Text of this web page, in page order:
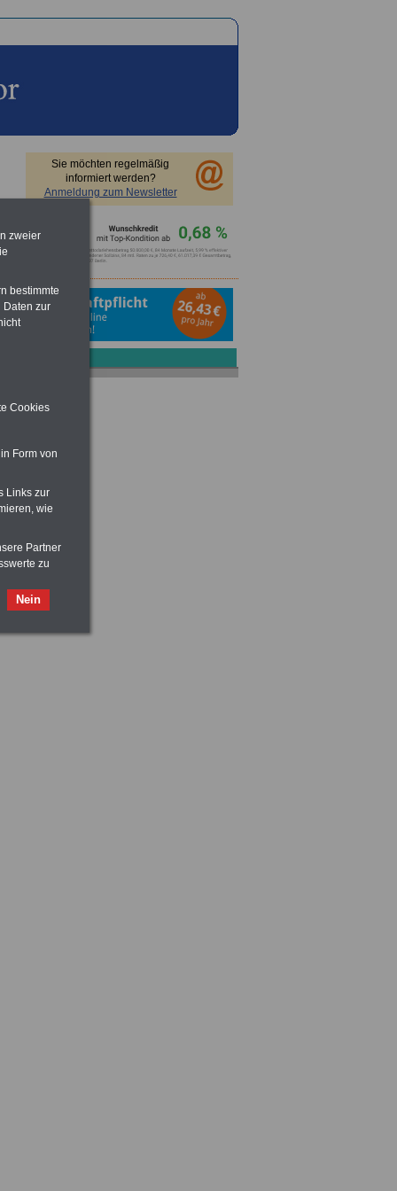
Sie möchten regelmäßig
informiert werden?
Anmeldung zum Newsletter
zweier
bestimmte
Daten zur
Cookies
Form von
Links zur
wie
Partner
zu
Nein